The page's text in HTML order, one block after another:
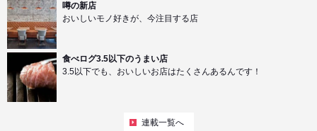
噂の新店
おいしいモノ好きが、今注目する店
食べログ3.5以下のうまい店
3.5以下でも、おいしいお店はたくさんあるんです！
連載一覧へ